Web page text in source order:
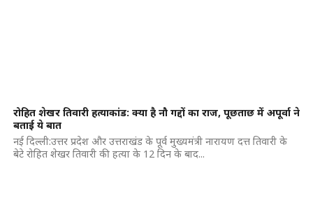
रोहित शेखर तिवारी हत्याकांड: क्या है नौ गद्दों का राज, पूछताछ में अपूर्वा ने
बताई ये बात
नई दिल्ली:उत्तर प्रदेश और उत्तराखंड के पूर्व मुख्यमंत्री नारायण दत्त तिवारी के
बेटे रोहित शेखर तिवारी की हत्या के 12 दिन के बाद...